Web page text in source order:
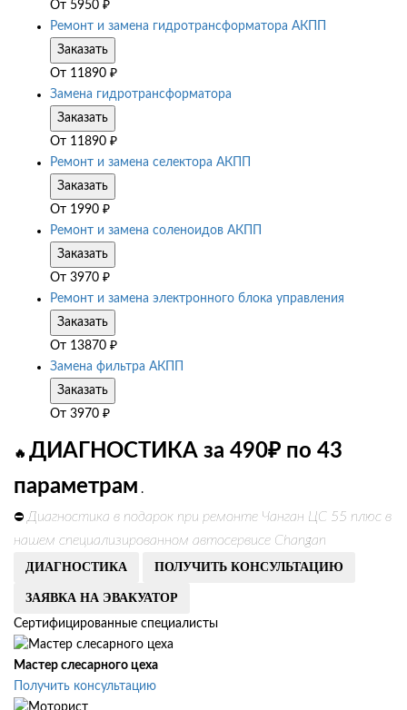
От 5950 ₽
Ремонт и замена гидротрансформатора АКПП
Заказать
От 11890 ₽
Замена гидротрансформатора
Заказать
От 11890 ₽
Ремонт и замена селектора АКПП
Заказать
От 1990 ₽
Ремонт и замена соленоидов АКПП
Заказать
От 3970 ₽
Ремонт и замена электронного блока управления
Заказать
От 13870 ₽
Замена фильтра АКПП
Заказать
От 3970 ₽
🔥 ДИАГНОСТИКА за 490₽ по 43
параметрам .
⛔ Диагностика в подарок при ремонте Чанган ЦС 55 плюс в
нашем специализированном автосервисе Changan
ДИАГНОСТИКА ПОЛУЧИТЬ КОНСУЛЬТАЦИЮ
ЗАЯВКА НА ЭВАКУАТОР
Сертифицированные специалисты
Мастер слесарного цеха
Получить консультацию